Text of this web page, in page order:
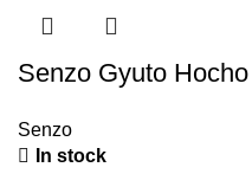
Senzo Gyuto Hocho
Senzo
In stock